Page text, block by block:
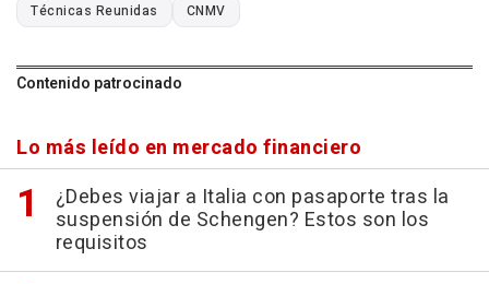
Técnicas Reunidas CNMV
Contenido patrocinado
Lo más leído en mercado financiero
¿Debes viajar a Italia con pasaporte tras la
suspensión de Schengen? Estos son los
requisitos